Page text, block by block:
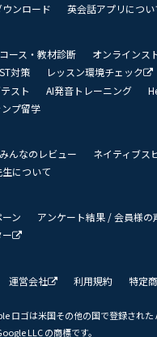
ンロード
英会話アプリについ
コース・教材診断 オンラインス
対策
レッスン環境チェック
スト
AI発音トレーニング
プ留学
みんなのレビュー ネイティブス
について
ン アンケート結果 / 会員様の
運営会社 利用規約 特定
ロゴは米国その他の国で登録され
LLC の商標です。